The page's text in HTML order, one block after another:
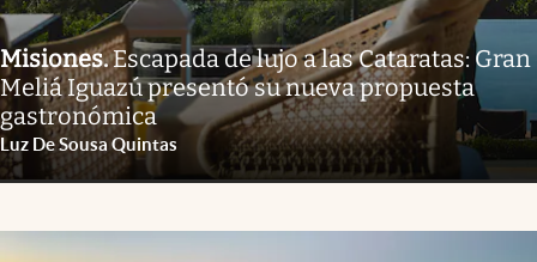
Misiones.Escapada de lujo a las Cataratas: Gran
Meliá Iguazú presentó su nueva propuesta
gastronómica
Luz De Sousa Quintas